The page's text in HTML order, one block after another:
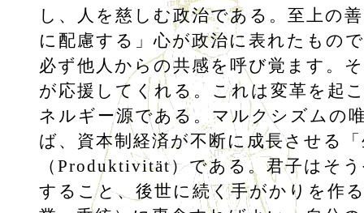
し、人を慈しむ政治である。至上の
に配慮する」心が政治に表れたもの
必ず他人からの共感を呼び覚ます。
が応援してくれる。これは変革を起
ネルギー源である。マルクシズムの
ば、資本制経済が不断に成長させる
（Produktivität）である。君子はそ
すること、後世に続く手がかりを作